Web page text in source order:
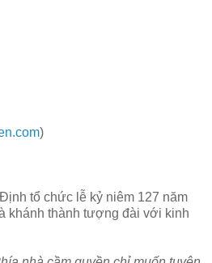
)
tổ chức lễ kỷ niêm 127 năm
khánh thành tượng đài với kinh